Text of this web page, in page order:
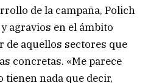
de la campaña, Polich
agravios en el ámbito
aquellos sectores que
concretas. «Me parece
tienen nada que decir,